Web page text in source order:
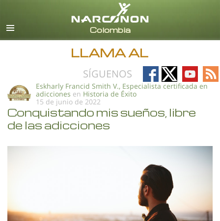
Español
Todas las Regiones/Idiomas
LLAMA AL
SÍGUENOS
Follow
on
Follow
on
Follow
on
on
Eskharly Francid Smith V., Especialista certificada en
adicciones en Historia de Éxito
15 de junio de 2022
Conquistando mis sueños, libre
de las adicciones